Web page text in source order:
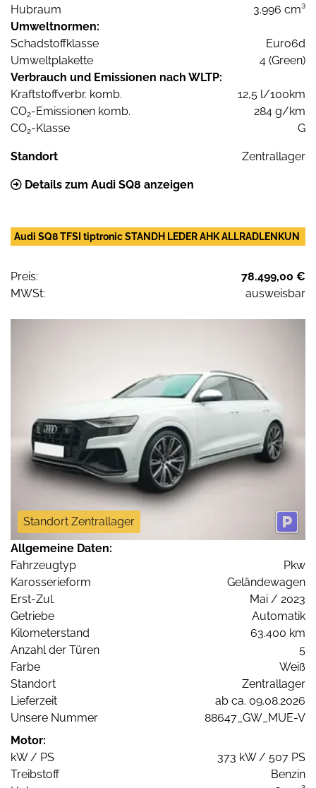
Hubraum
3.996 cm³
Umweltnormen:
Schadstoffklasse
Euro6d
Umweltplakette
4 (Green)
Verbrauch und Emissionen nach WLTP:
Kraftstoffverbr. komb.
12,5 l/100km
CO2-Emissionen komb.
284 g/km
CO2-Klasse G
Standort Zentrallager
Details zum Audi SQ8 anzeigen
Audi SQ8 TFSI tiptronic STANDH LEDER AHK ALLRADLENKUN
Preis:
78.499,00 €
MWSt:
ausweisbar
Standort Zentrallager
Allgemeine Daten:
Fahrzeugtyp
Pkw
Karosserieform
Geländewagen
Erst-Zul.
Mai / 2023
Getriebe
Automatik
Kilometerstand
63.400 km
Anzahl der Türen
5
Farbe
Weiß
Standort
Zentrallager
Lieferzeit
ab ca. 09.08.2026
Unsere Nummer
88647_GW_MUE-V
Motor:
kW / PS
373 kW / 507 PS
Treibstoff
Benzin